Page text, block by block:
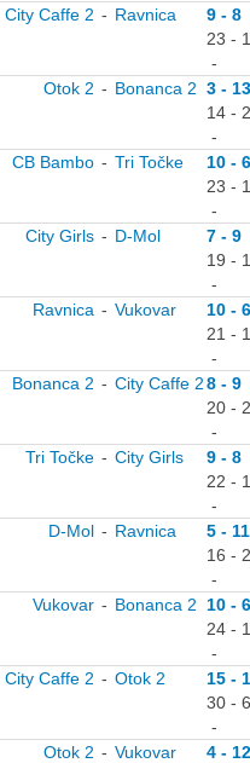
City Caffe 2 - Ravnica
9 - 8
23 -
-
Otok 2 - Bonanca 2 3 - 13
14 -
-
CB Bambo - Tri Točke
10 - 6
23 -
-
City Girls - D-Mol
7 - 9
19 -
-
Ravnica - Vukovar
10 - 6
21 -
-
Bonanca 2 - City Caffe 28 - 9
20 -
-
Tri Točke - City Girls
9 - 8
22 -
-
D-Mol - Ravnica
5 - 11
16 -
-
Vukovar - Bonanca 2
10 - 6
24 -
-
City Caffe 2 - Otok 2
15 - 1
30 - 6
-
Otok 2 - Vukovar
4 - 12